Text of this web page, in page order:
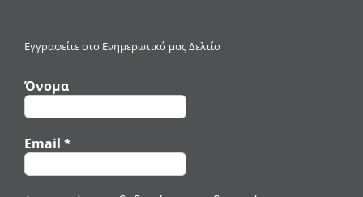
Εγγραφείτε στο Ενημερωτικό μας Δελτίο
Όνομα
Email *